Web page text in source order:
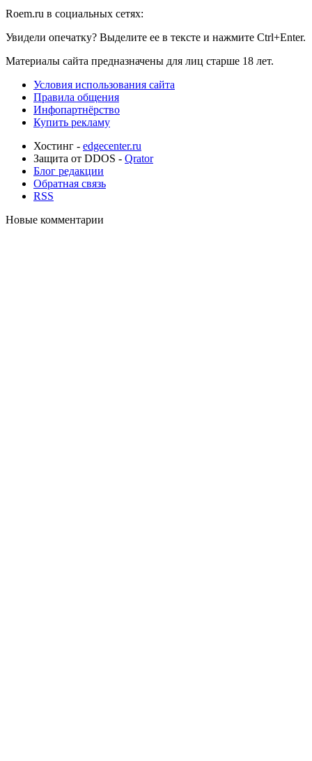
Roem.ru в социальных сетях:
Увидели опечатку? Выделите ее в тексте и нажмите Ctrl+Enter.
Материалы сайта предназначены для лиц старше 18 лет.
Условия использования сайта
Правила общения
Инфопартнёрство
Купить рекламу
Хостинг - edgecenter.ru
Защита от DDOS - Qrator
Блог редакции
Обратная связь
RSS
Новые комментарии